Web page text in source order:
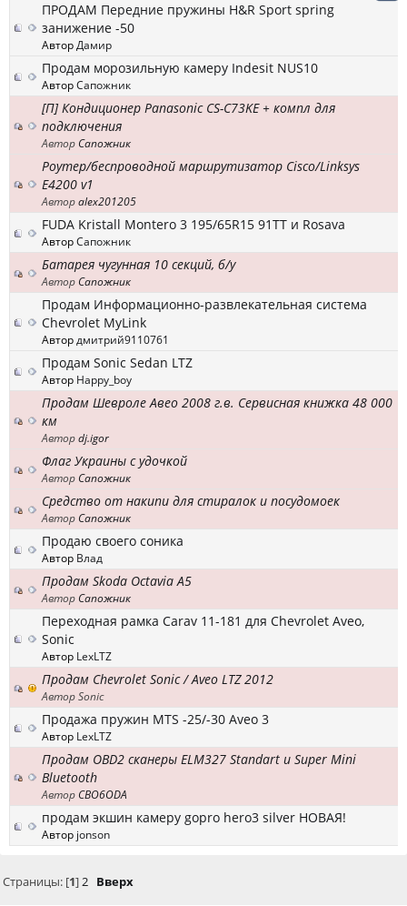
ПРОДАМ Передние пружины H&R Sport spring
занижение -50
АвторДамир
Продам морозильную камеру Indesit NUS10
АвторСапожник
[П] Кондиционер Panasonic CS-C73KE + компл для
подключения
Автор Сапожник
Роутер/беспроводной маршрутизатор Cisco/Linksys
E4200 v1
Авторalex201205
FUDA Kristall Montero 3 195/65R15 91TT и Rosava
АвторСапожник
Батарея чугунная 10 секций, б/у
Автор Сапожник
Продам Информационно-развлекательная система
Chevrolet MyLink
Автордмитрий9110761
Продам Sonic Sedan LTZ
Автор Happy_boy
Продам Шевроле Авео 2008 г.в. Сервисная книжка 48 000
км
Авторdj.igor
Флаг Украины с удочкой
Автор Сапожник
Средство от накипи для стиралок и посудомоек
Автор Сапожник
Продаю своего соника
Автор Влад
Продам Skoda Octavia A5
Автор Сапожник
Переходная рамка Carav 11-181 для Chevrolet Aveo,
Sonic
Автор LexLTZ
Продам Chevrolet Sonic / Aveo LTZ 2012
Автор Sonic
Продажа пружин MTS -25/-30 Aveo 3
Автор LexLTZ
Продам OBD2 сканеры ELM327 Standart и Super Mini
Bluetooth
Автор CBO6ODA
продам экшин камеру gopro hero3 silver НОВАЯ!
Автор jonson
Страницы: [1]2 Вверх